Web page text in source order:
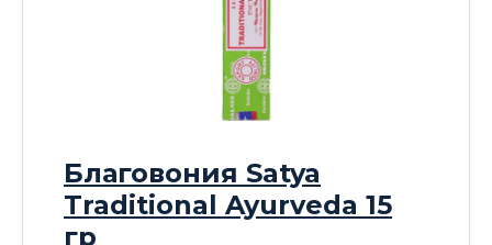
Благовония Satya
Traditional Ayurveda 15
гр